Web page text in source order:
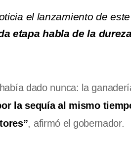
el lanzamiento de este
etapa habla de la
dado nunca: la
la sequía al mismo
, afirmó el gobernador.